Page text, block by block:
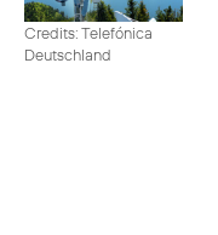
Credits: Telefónica
Deutschland